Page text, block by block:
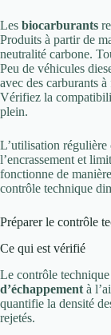
Les biocarburants
Produits à partir de
neutralité carbone.
Peu de véhicules
avec des carburants
Vérifiez la
plein.
L’utilisation régulière
l’encrassement et
fonctionne de
contrôle technique
Préparer le contrôle
Ce qui est vérifié
Le contrôle technique
d’échappement à
quantifie la densité
rejetés.